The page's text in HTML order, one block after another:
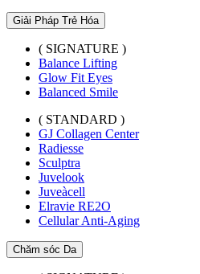
Giải Pháp Trẻ Hóa
( SIGNATURE )
Balance Lifting
Glow Fit Eyes
Balanced Smile
( STANDARD )
GJ Collagen Center
Radiesse
Sculptra
Juvelook
Juveàcell
Elravie RE2O
Cellular Anti-Aging
Chăm sóc Da